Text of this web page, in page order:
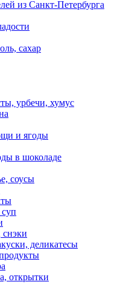
из Санкт-Петербурга
сахар
урбечи, хумус
и ягоды
в шоколаде
соусы
снэки
деликатесы
открытки